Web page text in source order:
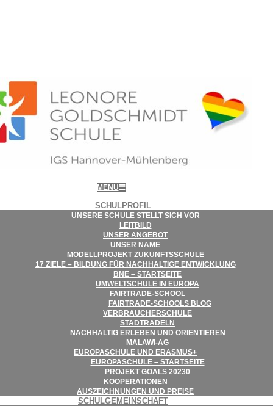
MENU
SCHUL­PRO­FIL
UNSERE SCHULE STELLT SICH VOR
LEIT­BILD
UNSER ANGE­BOT
UNSER NAME
MODELL­PRO­JEKT ZUKUNFTSSCHULE
17 ZIELE – BIL­DUNG FÜR NACH­HAL­TIGE ENTWICKLUNG
BNE – STARTSEITE
UMWELT­SCHULE IN EUROPA
FAIR­­TRADE-SCHOOL
FAIR­TRADE-SCHOOLS BLOG
VER­BRAU­CHER­SCHULE
STADT­RA­DELN
NACH­HAL­TIG ERLE­BEN UND ORIENTIEREN
MALAWI-AG
EURO­PA­SCHULE UND ERASMUS+
EURO­PA­SCHULE – STARTSEITE
PRO­JEKT GOALS 20230
KOOPE­RA­TIO­NEN
AUS­ZEICH­NUN­GEN UND PREISE
SCHUL­GE­MEIN­SCHAFT